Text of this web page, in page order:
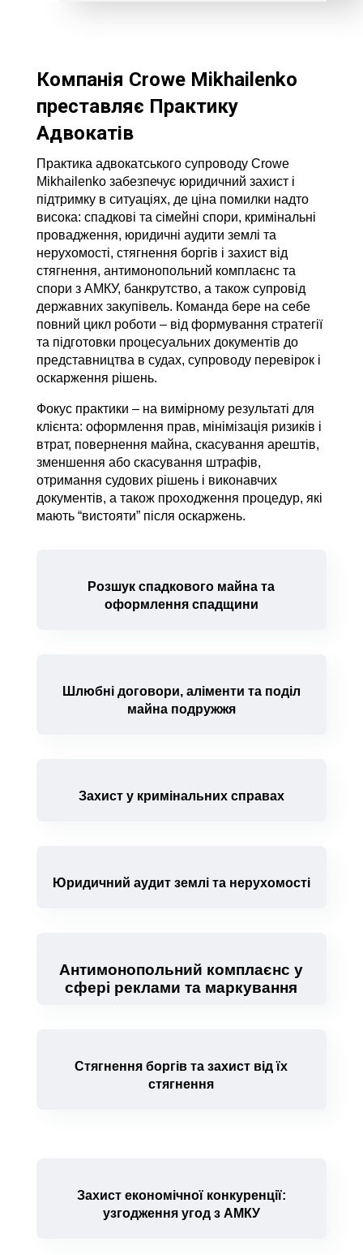
Компанія Crowe Mikhailenko
преставляє Практику
Адвокатів
Практика адвокатського супроводу Crowe
Mikhailenko забезпечує юридичний захист і
підтримку в ситуаціях, де ціна помилки надто
висока: спадкові та сімейні спори, кримінальні
провадження, юридичні аудити землі та
нерухомості, стягнення боргів і захист від
стягнення, антимонопольний комплаєнс та
спори з АМКУ, банкрутство, а також супровід
державних закупівель. Команда бере на себе
повний цикл роботи – від формування стратегії
та підготовки процесуальних документів до
представництва в судах, супроводу перевірок і
оскарження рішень.
Фокус практики – на вимірному результаті для
клієнта: оформлення прав, мінімізація ризиків і
втрат, повернення майна, скасування арештів,
зменшення або скасування штрафів,
отримання судових рішень і виконавчих
документів, а також проходження процедур, які
мають “вистояти” після оскаржень.
Розшук спадкового майна та
оформлення спадщини
Шлюбні договори, аліменти та поділ
майна подружжя
Захист у кримінальних справах
Юридичний аудит землі та нерухомості
Антимонопольний комплаєнс у
сфері реклами та маркування
Стягнення боргів та захист від їх
стягнення
Захист економічної конкуренції:
узгодження угод з АМКУ